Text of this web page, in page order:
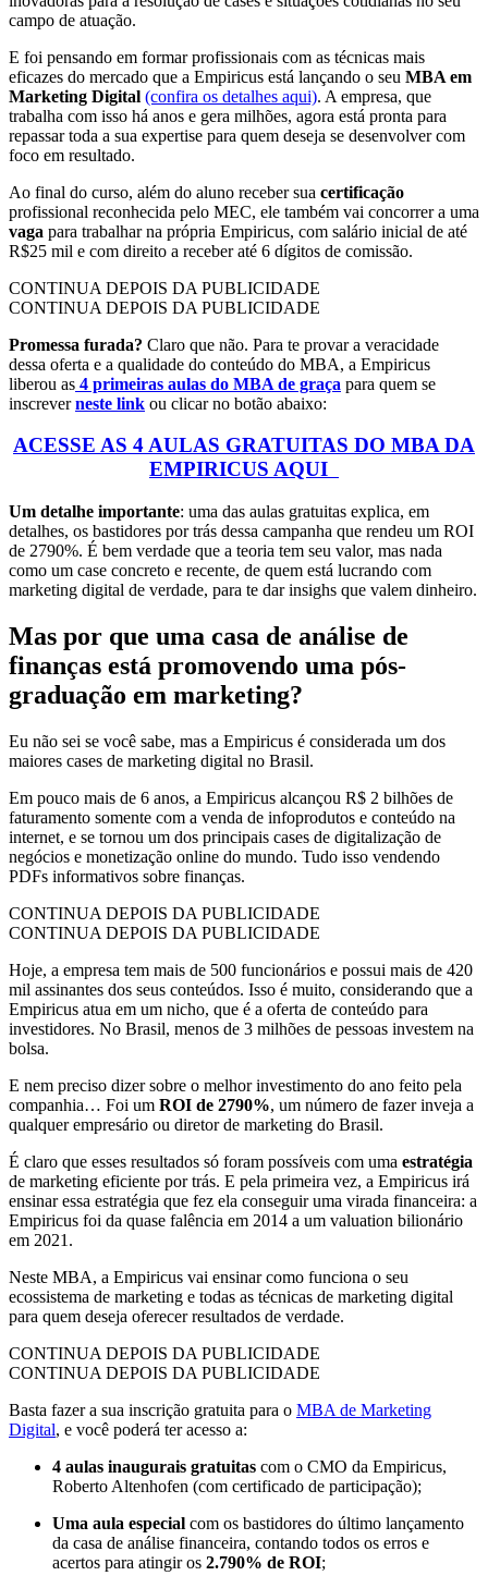
campo de atuação.
E foi pensando em formar profissionais com as técnicas mais
eficazes do mercado que a Empiricus está lançando o seu MBA em
Marketing Digital (confira os detalhes aqui). A empresa, que
trabalha com isso há anos e gera milhões, agora está pronta para
repassar toda a sua expertise para quem deseja se desenvolver com
foco em resultado.
Ao final do curso, além do aluno receber sua certificação
profissional reconhecida pelo MEC, ele também vai concorrer a uma
vaga para trabalhar na própria Empiricus, com salário inicial de até
R$25 mil e com direito a receber até 6 dígitos de comissão.
CONTINUA DEPOIS DA PUBLICIDADE
CONTINUA DEPOIS DA PUBLICIDADE
Promessa furada? Claro que não. Para te provar a veracidade
dessa oferta e a qualidade do conteúdo do MBA, a Empiricus
liberou as 4 primeiras aulas do MBA de graça para quem se
inscrever neste link ou clicar no botão abaixo:
ACESSE AS 4 AULAS GRATUITAS DO MBA DA
EMPIRICUS AQUI
Um detalhe importante: uma das aulas gratuitas explica, em
detalhes, os bastidores por trás dessa campanha que rendeu um ROI
de 2790%. É bem verdade que a teoria tem seu valor, mas nada
como um case concreto e recente, de quem está lucrando com
marketing digital de verdade, para te dar insighs que valem dinheiro.
Mas por que uma casa de análise de
finanças está promovendo uma pós-
graduação em marketing?
Eu não sei se você sabe, mas a Empiricus é considerada um dos
maiores cases de marketing digital no Brasil.
Em pouco mais de 6 anos, a Empiricus alcançou R$ 2 bilhões de
faturamento somente com a venda de infoprodutos e conteúdo na
internet, e se tornou um dos principais cases de digitalização de
negócios e monetização online do mundo. Tudo isso vendendo
PDFs informativos sobre finanças.
CONTINUA DEPOIS DA PUBLICIDADE
CONTINUA DEPOIS DA PUBLICIDADE
Hoje, a empresa tem mais de 500 funcionários e possui mais de 420
mil assinantes dos seus conteúdos. Isso é muito, considerando que a
Empiricus atua em um nicho, que é a oferta de conteúdo para
investidores. No Brasil, menos de 3 milhões de pessoas investem na
bolsa.
E nem preciso dizer sobre o melhor investimento do ano feito pela
companhia… Foi um ROI de 2790%, um número de fazer inveja a
qualquer empresário ou diretor de marketing do Brasil.
É claro que esses resultados só foram possíveis com uma estratégia
de marketing eficiente por trás. E pela primeira vez, a Empiricus irá
ensinar essa estratégia que fez ela conseguir uma virada financeira: a
Empiricus foi da quase falência em 2014 a um valuation bilionário
em 2021.
Neste MBA, a Empiricus vai ensinar como funciona o seu
ecossistema de marketing e todas as técnicas de marketing digital
para quem deseja oferecer resultados de verdade.
CONTINUA DEPOIS DA PUBLICIDADE
CONTINUA DEPOIS DA PUBLICIDADE
Basta fazer a sua inscrição gratuita para o MBA de Marketing
Digital, e você poderá ter acesso a:
4 aulas inaugurais gratuitas com o CMO da Empiricus,
Roberto Altenhofen (com certificado de participação);
Uma aula especial com os bastidores do último lançamento
da casa de análise financeira, contando todos os erros e
acertos para atingir os 2.790% de ROI;